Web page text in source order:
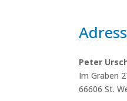
Peter
Im Graben
66606 St.